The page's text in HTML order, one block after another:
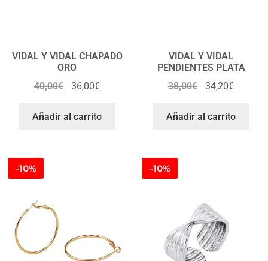
VIDAL Y VIDAL CHAPADO
ORO
40,00€ 36,00€
Añadir al carrito
VIDAL Y VIDAL
PENDIENTES PLATA
38,00€ 34,20€
Añadir al carrito
-10% -10%